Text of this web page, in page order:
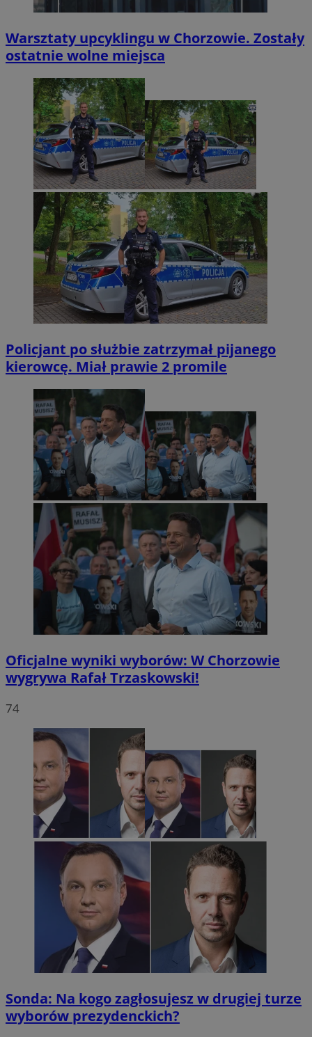
Warsztaty upcyklingu w Chorzowie. Zostały
ostatnie wolne miejsca
Policjant po służbie zatrzymał pijanego
kierowcę. Miał prawie 2 promile
Oficjalne wyniki wyborów: W Chorzowie
wygrywa Rafał Trzaskowski!
74
Sonda: Na kogo zagłosujesz w drugiej turze
wyborów prezydenckich?